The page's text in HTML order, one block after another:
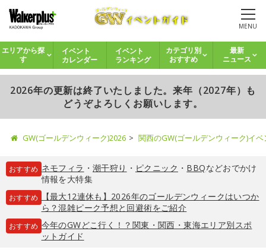
MENU
エリアから探
す
イベント
カレンダー
イベント
ランキング
カテゴリ別
おすすめ
最新
ニュース
2026年の更新は終了いたしました。来年（2027年）も
どうぞよろしくお願いします。
GW(ゴールデンウィーク)2026 関西のGW(ゴールデンウィーク)イ
おすすめ ネモフィラ ・ 潮干狩り ・ ピクニック ・ BBQなどおでかけ
情報を大特集
おすすめ
【最大12連休も】2026年のゴールデンウィークはいつか
ら？混雑ピーク予想と回避術をご紹介
おすすめ 今年のGWどこ行く！？関東・関西・東海エリア別スポ
ットガイド